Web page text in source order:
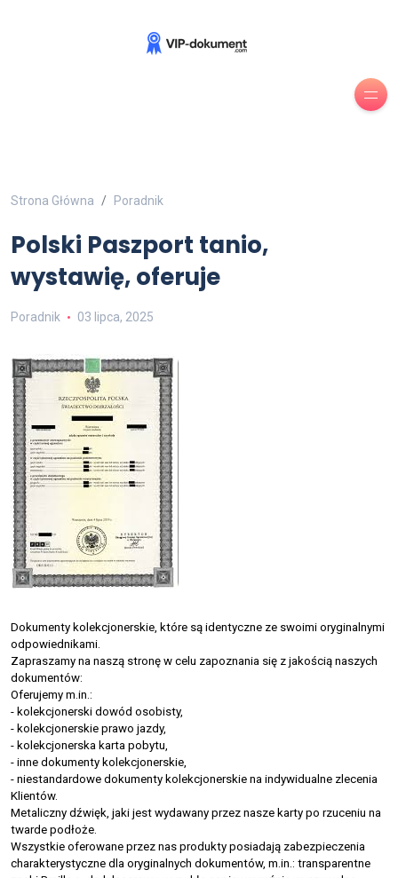
Strona Główna Poradnik
Polski Paszport tanio,
wystawię, oferuje
Poradnik 03 lipca, 2025
Dokumenty kolekcjonerskie, które są identyczne ze swoimi oryginalnymi
odpowiednikami.
Zapraszamy na naszą stronę w celu zapoznania się z jakością naszych
dokumentów:
Oferujemy m.in.:
- kolekcjonerski dowód osobisty,
- kolekcjonerskie prawo jazdy,
- kolekcjonerska karta pobytu,
- inne dokumenty kolekcjonerskie,
- niestandardowe dokumenty kolekcjonerskie na indywidualne zlecenia
Klientów.
Metaliczny dźwięk, jaki jest wydawany przez nasze karty po rzuceniu na
twarde podłoże.
Wszystkie oferowane przez nas produkty posiadają zabezpieczenia
charakterystyczne dla oryginalnych dokumentów, m.in.: transparentne